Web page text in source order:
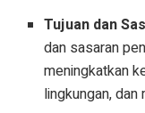
Tujuan dan
dan sasaran
meningkatkan
lingkungan, dan